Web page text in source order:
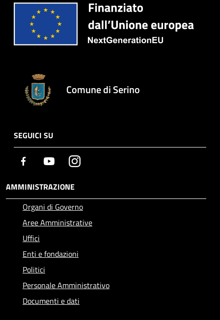
Comune di Serino
SEGUICI SU
Facebook YoutubeInstagram
AMMINISTRAZIONE
Organi di Governo
Aree Amministrative
Uffici
Enti e fondazioni
Politici
Personale Amministrativo
Documenti e dati